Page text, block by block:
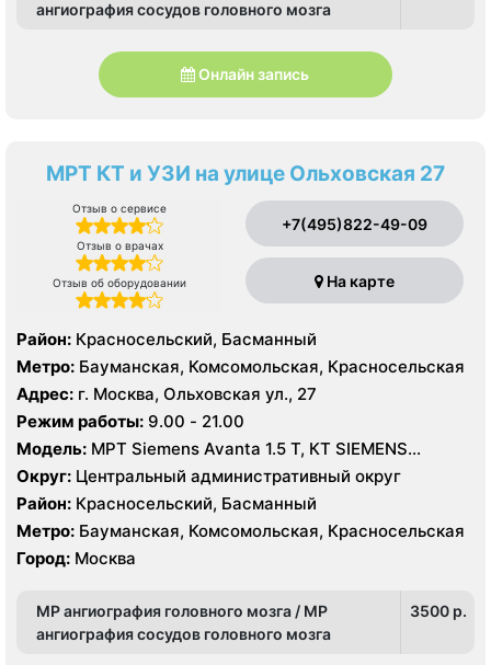
ангиография сосудов головного мозга
Онлайн запись
МРТ КТ и УЗИ на улице Ольховская 27
Отзыв о сервисе
Отзыв о врачах
Отзыв об оборудовании
+7(495)822-49-09
На карте
Район: Красносельский, Басманный
Метро: Бауманская, Комсомольская, Красносельская
Адрес: г. Москва, Ольховская ул., 27
Режим работы:
9.00 - 21.00
Модель: МРТ Siemens Avanta 1.5 Т, КТ SIEMENS
Somatom Perspective 64 срезов, УЗИ
Округ: Центральный административный округ
Район: Красносельский, Басманный
Метро: Бауманская, Комсомольская, Красносельская
Город: Москва
МР ангиография головного мозга / МР
ангиография сосудов головного мозга
3500 p.